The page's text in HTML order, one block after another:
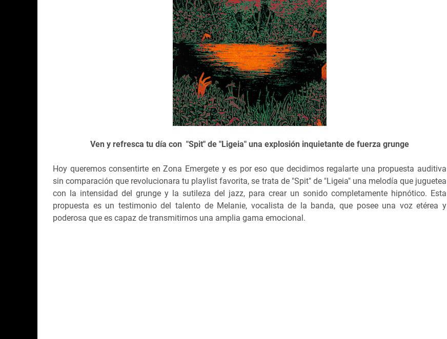
Ven y refresca tu día con "Spit" de "Ligeia" una explosión inquietante de fuerza grunge
Hoy queremos consentirte en Zona Emergete y es por eso que decidimos regalarte una propuesta auditiva
sin comparación que revolucionara tu playlist favorita, se trata de "Spit" de "Ligeia" una melodía que juguetea
con la intensidad del grunge y la sutileza del jazz, para crear un sonido completamente hipnótico. Esta
propuesta es un testimonio del talento de Melanie, vocalista de la banda, que posee una voz etérea y
poderosa que es capaz de transmitirnos una amplia gama emocional.